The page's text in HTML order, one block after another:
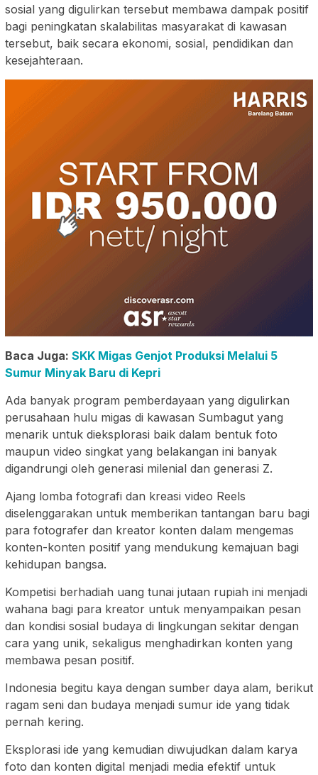
sosial yang digulirkan tersebut membawa dampak positif
bagi peningkatan skalabilitas masyarakat di kawasan
tersebut, baik secara ekonomi, sosial, pendidikan dan
kesejahteraan.
Baca Juga: SKK Migas Genjot Produksi Melalui 5
Sumur Minyak Baru di Kepri
Ada banyak program pemberdayaan yang digulirkan
perusahaan hulu migas di kawasan Sumbagut yang
menarik untuk dieksplorasi baik dalam bentuk foto
maupun video singkat yang belakangan ini banyak
digandrungi oleh generasi milenial dan generasi Z.
Ajang lomba fotografi dan kreasi video Reels
diselenggarakan untuk memberikan tantangan baru bagi
para fotografer dan kreator konten dalam mengemas
konten-konten positif yang mendukung kemajuan bagi
kehidupan bangsa.
Kompetisi berhadiah uang tunai jutaan rupiah ini menjadi
wahana bagi para kreator untuk menyampaikan pesan
dan kondisi sosial budaya di lingkungan sekitar dengan
cara yang unik, sekaligus menghadirkan konten yang
membawa pesan positif.
Indonesia begitu kaya dengan sumber daya alam, berikut
ragam seni dan budaya menjadi sumur ide yang tidak
pernah kering.
Eksplorasi ide yang kemudian diwujudkan dalam karya
foto dan konten digital menjadi media efektif untuk